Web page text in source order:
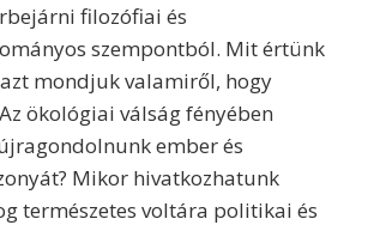
filozófiai és
szempontból. Mit értünk
mondjuk valamiről, hogy
ökológiai válság fényében
ember és
Mikor hivatkozhatunk
természetes voltára politikai és